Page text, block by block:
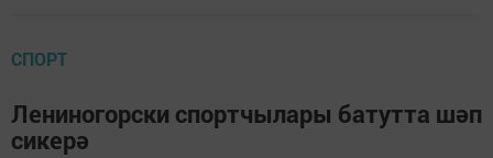
СПОРТ
Лениногорски спортчылары батутта шәп
сикерә